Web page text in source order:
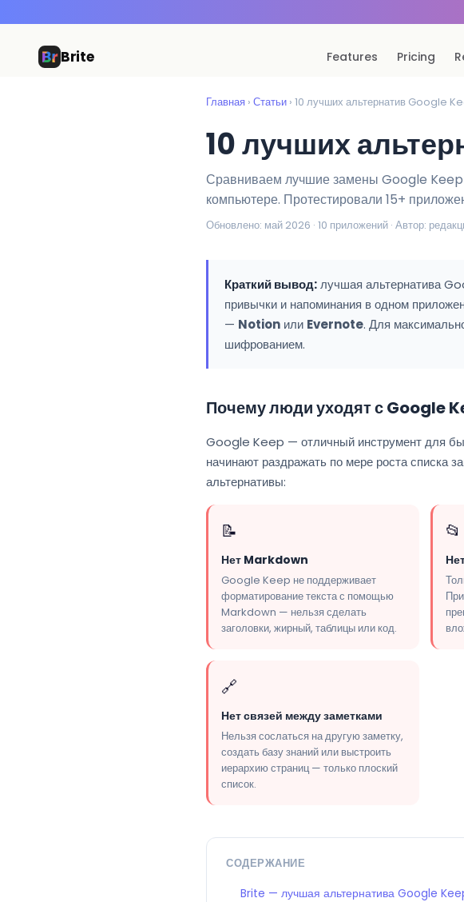
Brite Features Pricing
Главная › Статьи › 10 лучших альтернатив Google
10 лучших
Сравниваем лучшие замены Google
компьютере. Протестировали 15+
Обновлено: май 2026 · 10 приложений · Автор:
Краткий вывод:лучшая альтернатива
привычки и напоминания в одном
— Notion или Evernote. Для
шифрованием.
Почему люди уходят с Google
Google Keep — отличный инструмент для
начинают раздражать по мере роста списка
альтернативы:
📝
Нет Markdown
Google Keep не поддерживает
форматирование текста с помощью
Markdown — нельзя сделать
заголовки, жирный, таблицы или код.
📂
🔗
Нет связей между заметками
Нельзя сослаться на другую заметку,
создать базу знаний или выстроить
иерархию страниц — только плоский
список.
СОДЕРЖАНИЕ
Brite — лучшая альтернатива Google